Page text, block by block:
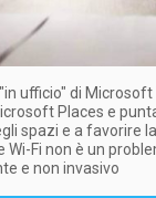
ufficio" di
Places e
spazi e a favorire
Fi non è un
e non invasivo